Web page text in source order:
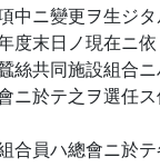
中ニ變更ヲ生ジ
度末日ノ現在ニ
絲共同施設組合
ニ於テ之ヲ選任
合員ハ總會ニ於